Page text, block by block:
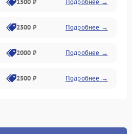
1500 ₽ Подробнее →
2500 ₽ Подробнее →
2000 ₽ Подробнее →
2500 ₽ Подробнее →